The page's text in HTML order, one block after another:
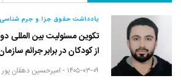
یادداشت حقوق جزا و جرم شناسی
تکوین مسئولیت بین المللی
از کودکان در برابر جرائم
۱۴۰۵-۰۳-۰۹ - امیرحسین دهقان پور